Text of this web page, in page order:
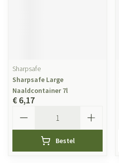
Sharpsafe
Sharpsafe Large
Naaldcontainer 7l
€ 6,17
Bestel